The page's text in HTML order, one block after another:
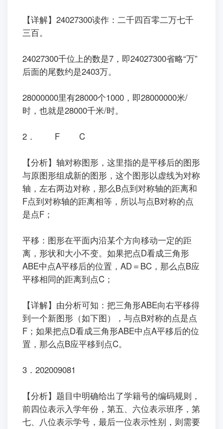
【详解】24027300读作：二千四百零二万七千
三百。
24027300千位上的数是7，即24027300省略“万”
后面的尾数约是2403万。
28000000里有28000个1000，即28000000米/
时，也就是28000千米/时。
2． F C
【分析】轴对称图形，这里指的是平移后的图形
与原图形组成新的图形，这个图形以虚线为对称
轴，左右两边对称，那么B点到对称轴的距离和
F点到对称轴的距离相等，所以与点B对称的点
是点F；
平移：图形在平面内沿某个方向移动一定的距
离，形状和大小不变。如果把点D看成三角形
ABE中点A平移后的位置，AD＝BC，那么点B应
平移相同的距离到点C；
【详解】由分析可知：把三角形ABE向右平移得
到一个新图形（如下图），与点B对称的点是点
F；如果把点D看成三角形ABE中点A平移后的位
置，那么点B应平移到点C。
3．202009081
【分析】题目中明确给出了学籍号的编码规则，
前四位表示入学年份，第五、六位表示班序，第
七、八位表示学号，最后一位表示性别，则需要